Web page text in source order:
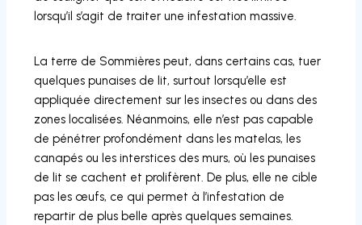
lorsqu’il s’agit de traiter une infestation massive.
La terre de Sommières peut, dans certains cas, tuer
quelques punaises de lit, surtout lorsqu’elle est
appliquée directement sur les insectes ou dans des
zones localisées. Néanmoins, elle n’est pas capable
de pénétrer profondément dans les matelas, les
canapés ou les interstices des murs, où les punaises
de lit se cachent et prolifèrent. De plus, elle ne cible
pas les œufs, ce qui permet à l’infestation de
repartir de plus belle après quelques semaines.